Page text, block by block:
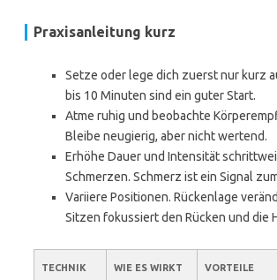
Praxisanleitung kurz
Setze oder lege dich zuerst nur kurz
bis 10 Minuten sind ein guter Start.
Atme ruhig und beobachte
Bleibe neugierig, aber nicht wertend.
Erhöhe Dauer und Intensität
Schmerzen. Schmerz ist ein Signal
Variiere Positionen. Rückenlage
Sitzen fokussiert den Rücken und die
TECHNIK WIE ES WIRKT
VORTEILE